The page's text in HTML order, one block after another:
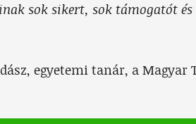
sok sikert, sok támogatót
egyetemi tanár, a Magyar